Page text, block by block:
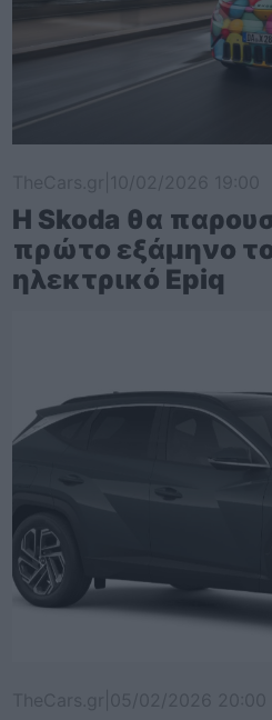
Η Skoda θα
πρώτο εξάμηνο
ηλεκτρικό Epiq